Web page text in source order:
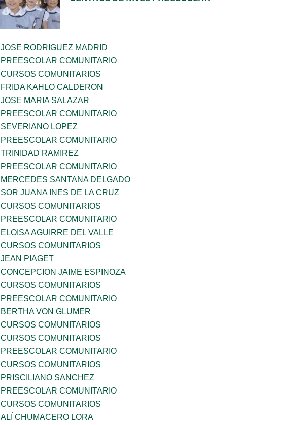
JOSE RODRIGUEZ MADRID
PREESCOLAR COMUNITARIO
CURSOS COMUNITARIOS
FRIDA KAHLO CALDERON
JOSE MARIA SALAZAR
PREESCOLAR COMUNITARIO
SEVERIANO LOPEZ
PREESCOLAR COMUNITARIO
TRINIDAD RAMIREZ
PREESCOLAR COMUNITARIO
MERCEDES SANTANA DELGADO
SOR JUANA INES DE LA CRUZ
CURSOS COMUNITARIOS
PREESCOLAR COMUNITARIO
ELOISA AGUIRRE DEL VALLE
CURSOS COMUNITARIOS
JEAN PIAGET
CONCEPCION JAIME ESPINOZA
CURSOS COMUNITARIOS
PREESCOLAR COMUNITARIO
BERTHA VON GLUMER
CURSOS COMUNITARIOS
CURSOS COMUNITARIOS
PREESCOLAR COMUNITARIO
CURSOS COMUNITARIOS
PRISCILIANO SANCHEZ
PREESCOLAR COMUNITARIO
CURSOS COMUNITARIOS
ALÍ CHUMACERO LORA